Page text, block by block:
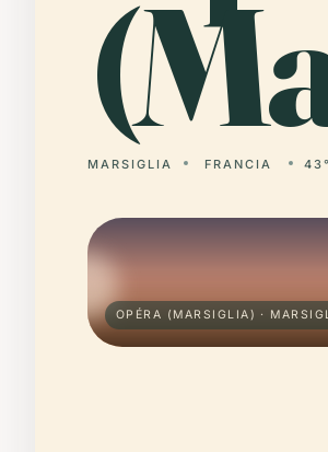
MARSIGLIA FRANCIA
OPÉRA (MARSIGLIA) ·